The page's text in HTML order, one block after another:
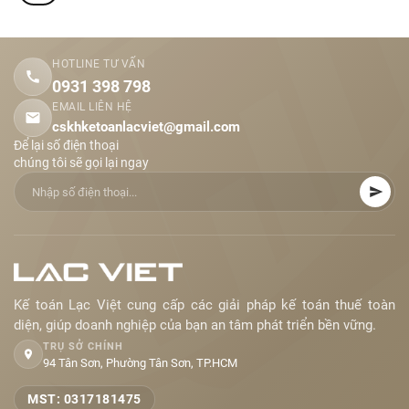
HOTLINE TƯ VẤN
0931 398 798
EMAIL LIÊN HỆ
cskhketoanlacviet@gmail.com
Để lại số điện thoại
chúng tôi sẽ gọi lại ngay
Kế toán Lạc Việt cung cấp các giải pháp kế toán thuế toàn
diện, giúp doanh nghiệp của bạn an tâm phát triển bền vững.
TRỤ SỞ CHÍNH
94 Tân Sơn, Phường Tân Sơn, TP.HCM
MST: 0317181475